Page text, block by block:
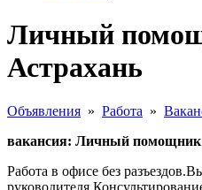
Личный
Астрахань
Объявления » Работа »
вакансия: Личный помощник
Работа в офисе без